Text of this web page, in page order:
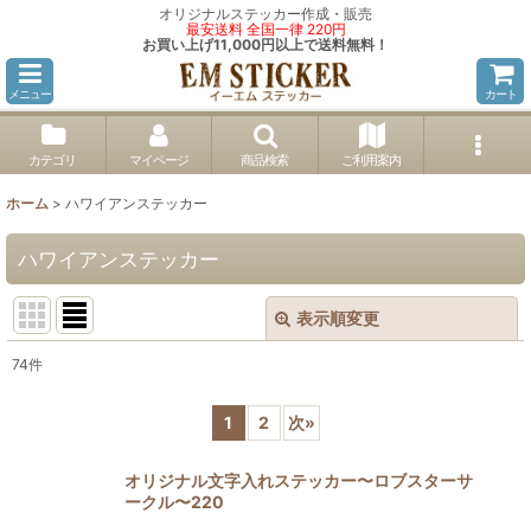
オリジナルステッカー作成・販売
最安送料 全国一律 220円
お買い上げ11,000円以上で送料無料！
メニュー カート
カテゴリ マイページ 商品検索 ご利用案内
ホーム > ハワイアンステッカー
ハワイアンステッカー
表示順変更
サブカテゴリ
74件
1 2 次»
オリジナル文字入れステッカー〜ロブスターサ
ークル〜220